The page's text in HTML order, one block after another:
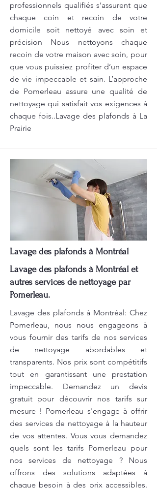
professionnels qualifiés s’assurent que
chaque coin et recoin de votre
domicile soit nettoyé avec soin et
précision Nous nettoyons chaque
recoin de votre maison avec soin, pour
que vous puissiez profiter d’un espace
de vie impeccable et sain. L’approche
de Pomerleau assure une qualité de
nettoyage qui satisfait vos exigences à
chaque fois..Lavage des plafonds à La
Prairie
Lavage des plafonds à Montréal
Lavage des plafonds à Montréal et
autres services de nettoyage par
Pomerleau.
Lavage des plafonds à Montréal: Chez
Pomerleau, nous nous engageons à
vous fournir des tarifs de nos services
de nettoyage abordables et
transparents. Nos prix sont compétitifs
tout en garantissant une prestation
impeccable. Demandez un devis
gratuit pour découvrir nos tarifs sur
mesure ! Pomerleau s'engage à offrir
des services de nettoyage à la hauteur
de vos attentes. Vous vous demandez
quels sont les tarifs Pomerleau pour
nos services de nettoyage ? Nous
offrons des solutions adaptées à
chaque besoin à des prix accessibles.